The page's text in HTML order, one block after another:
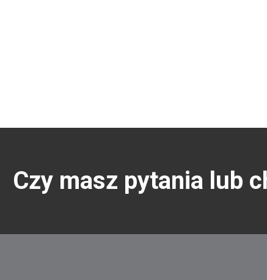
Czy masz pytania lub